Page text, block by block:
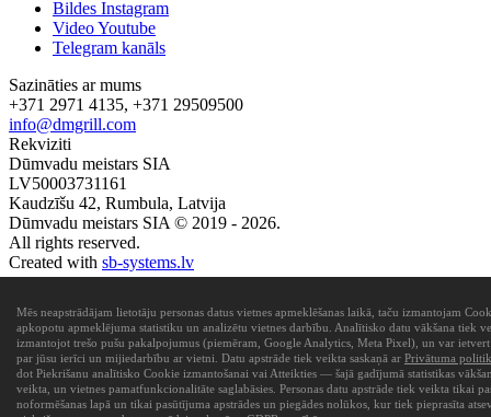
Bildes Instagram
Video Youtube
Telegram kanāls
Sazināties ar mums
+371 2971 4135, +371 29509500
info@dmgrill.com
Rekviziti
Dūmvadu meistars SIA
LV50003731161
Kaudzīšu 42, Rumbula, Latvija
Dūmvadu meistars SIA © 2019 - 2026.
All rights reserved.
Created with sb-systems.lv
Mēs neapstrādājam lietotāju personas datus vietnes apmeklēšanas laikā, taču izmantojam
apkopotu apmeklējuma statistiku un analizētu vietnes darbību. Analītisko datu vākšana tiek
izmantojot trešo pušu pakalpojumus (piemēram, Google Analytics, Meta Pixel), un var
par jūsu ierīci un mijiedarbību ar vietni. Datu apstrāde tiek veikta saskaņā ar Privātuma
dot Piekrišanu analītisko Cookie izmantošanai vai Atteikties — šajā gadījumā statistikas
veikta, un vietnes pamatfunkcionalitāte saglabāsies. Personas datu apstrāde tiek veikta tikai
noformēšanas lapā un tikai pasūtījuma apstrādes un piegādes nolūkos, kur tiek pieprasīta